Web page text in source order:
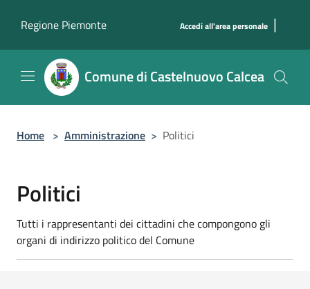
Regione Piemonte
Accedi all'area personale |
Comune di Castelnuovo Calcea
Home > Amministrazione > Politici
Politici
Tutti i rappresentanti dei cittadini che compongono gli
organi di indirizzo politico del Comune